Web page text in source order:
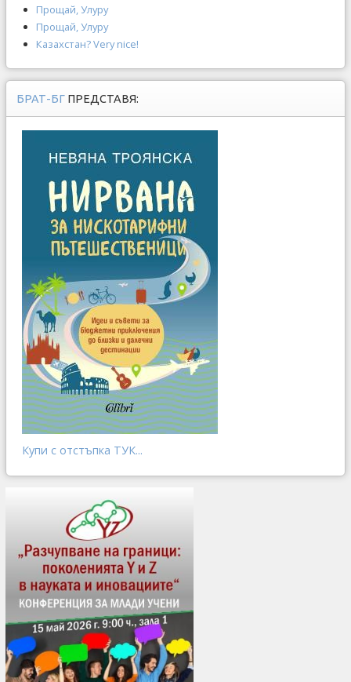
Прощай, Улуру
Прощай, Улуру
Казахстан? Very nice!
БРАТ-БГ ПРЕДСТАВЯ:
Купи с отстъпка ТУК...